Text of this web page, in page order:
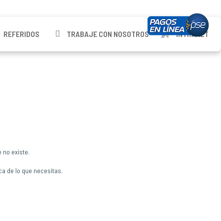
REFERIDOS TRABAJE CON NOSOTROS INTRANET
no existe.
de lo que necesitas.